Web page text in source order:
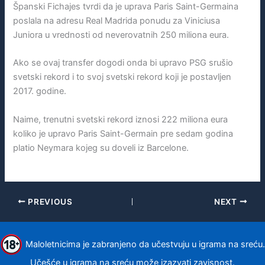
Španski Fichajes tvrdi da je uprava Paris Saint-Germaina
poslala na adresu Real Madrida ponudu za Viniciusa
Juniora u vrednosti od neverovatnih 250 miliona eura.
Ako se ovaj transfer dogodi onda bi upravo PSG srušio
svetski rekord i to svoj svetski rekord koji je postavljen
2017. godine.
Naime, trenutni svetski rekord iznosi 222 miliona eura
koliko je upravo Paris Saint-Germain pre sedam godina
platio Neymara kojeg su doveli iz Barcelone.
PREVIOUS NEXT
Maloletnicima je zabranjeno da učestvuju u igrama na sreću.